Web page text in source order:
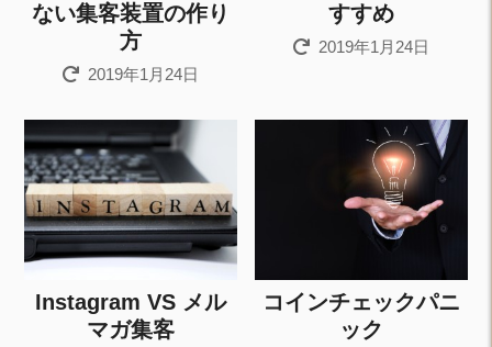
ない集客装置の作り
方
2019年1月24日
すすめ
2019年1月24日
Instagram VS メル
マガ集客
コインチェックパニ
ック